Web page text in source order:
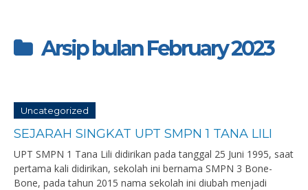
Arsip bulan February 2023
Uncategorized
SEJARAH SINGKAT UPT SMPN 1 TANA LILI
UPT SMPN 1 Tana Lili didirikan pada tanggal 25 Juni 1995, saat
pertama kali didirikan, sekolah ini bernama SMPN 3 Bone-
Bone, pada tahun 2015 nama sekolah ini diubah menjadi